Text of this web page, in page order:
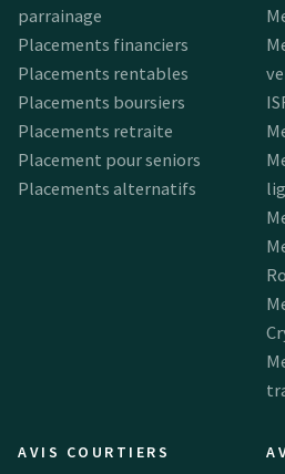
parrainage
Placements financiers
Placements rentables
Placements boursiers
Placements retraite
Placement pour seniors
Placements alternatifs
AVIS COURTIERS